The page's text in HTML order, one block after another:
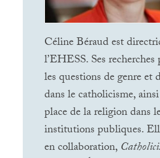
Céline Béraud est
l’EHESS. Ses
les questions de genre et
dans le catholicisme,
place de la religion dans
institutions publiques.
en collaboration,